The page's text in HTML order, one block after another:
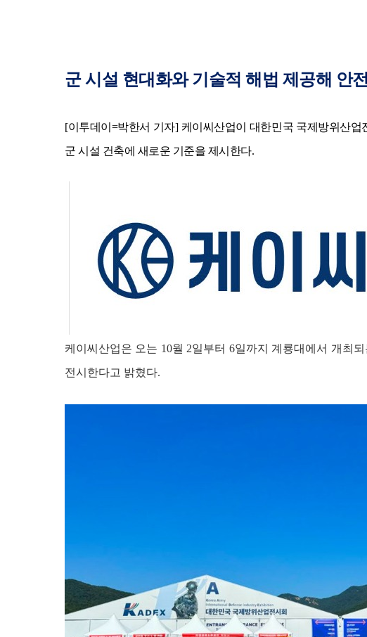
군 시설 현대화와 기술적 해법 제공해 안
[이투데이=박한서 기자] 케이씨산업이 대한민국 국제방위산
군 시설 건축에 새로운 기준을 제시한다.
케이씨산업은 오는 10월 2일부터 6일까지 계룡대에서 개최
전시한다고 밝혔다.